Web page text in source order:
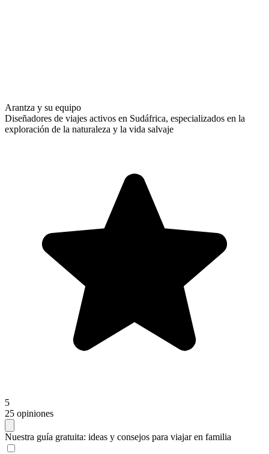
Arantza y su equipo
Diseñadores de viajes activos en Sudáfrica, especializados en la
exploración de la naturaleza y la vida salvaje
5
25 opiniones
Nuestra guía gratuita: ideas y consejos para viajar en familia